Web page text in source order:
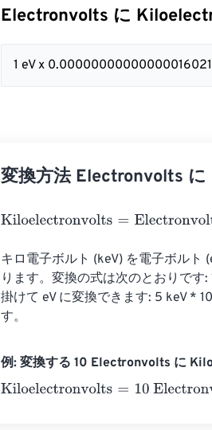
Electronvolts に
1 eV x
変換方法 Electronvolts
Kiloelectronvolts=Electronvolts×
キロ電子ボルト (keV) を電子ボルト
ります。変換の式は次のとおりです
掛けて eV に変換できます: 5 keV *
す。
例: 変換する 10 Electronvolts に
Kiloelectronvolts=10 Electronvolts×